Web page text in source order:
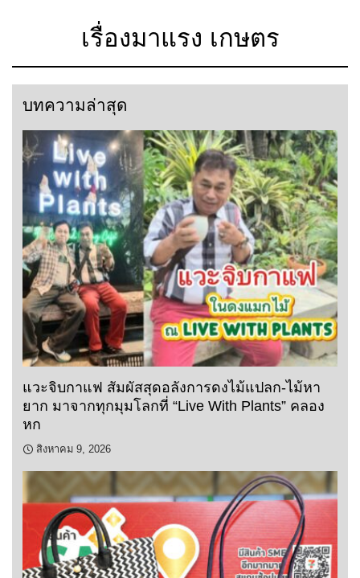
เรื่องมาแรง เกษตร
บทความล่าสุด
แวะจิบกาแฟ สัมผัสสุดอลังการดงไม้แปลก-ไม้หา
ยาก มาจากทุกมุมโลกที่ “Live With Plants” คลอง
หก
สิงหาคม 9, 2026